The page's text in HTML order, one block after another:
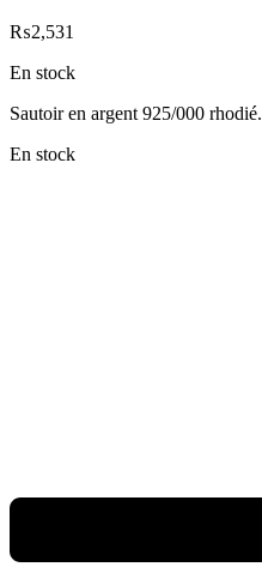
₨2,531
En stock
Sautoir en argent 925/000 rhodié.
En stock